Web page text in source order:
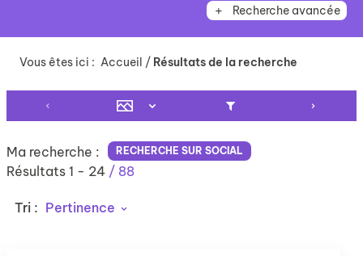
Recherche avancée
Vous êtes ici : Accueil / Résultats de la recherche
Ma recherche : RECHERCHE SUR SOCIAL
Résultats 1 - 24 / 88
Tri : Pertinence